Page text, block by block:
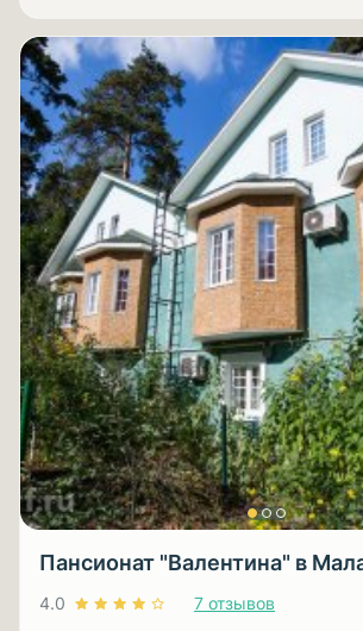
Пансионат "Валентина" в
4.0 7 отзывов